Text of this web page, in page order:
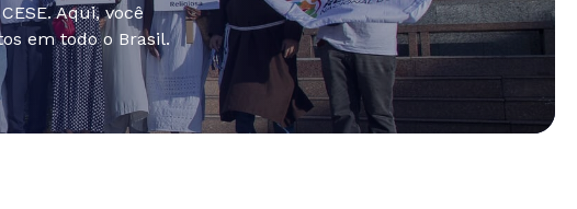
Aqui, você
em todo o Brasil.